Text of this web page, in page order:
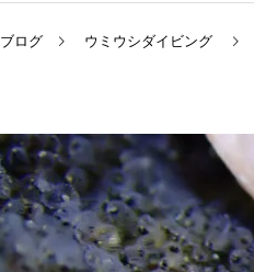
ブログ ウミウシダイビング